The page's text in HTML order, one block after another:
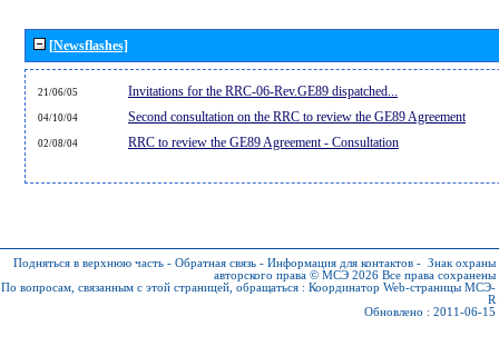
[Newsflashes]
21/06/05 Invitations for the RRC-06-Rev.GE89 dispatched...
04/10/04 Second consultation on the RRC to review the GE89 Agreement
02/08/04 RRC to review the GE89 Agreement - Consultation
Подняться в верхнюю часть - Обратная связь - Информация для контактов - Знак охраны
авторского права © МСЭ 2026 Все права сохранены
По вопросам, связанным с этой страницей, обращаться : Координатор Web-страницы МСЭ-
R
Обновлено : 2011-06-15